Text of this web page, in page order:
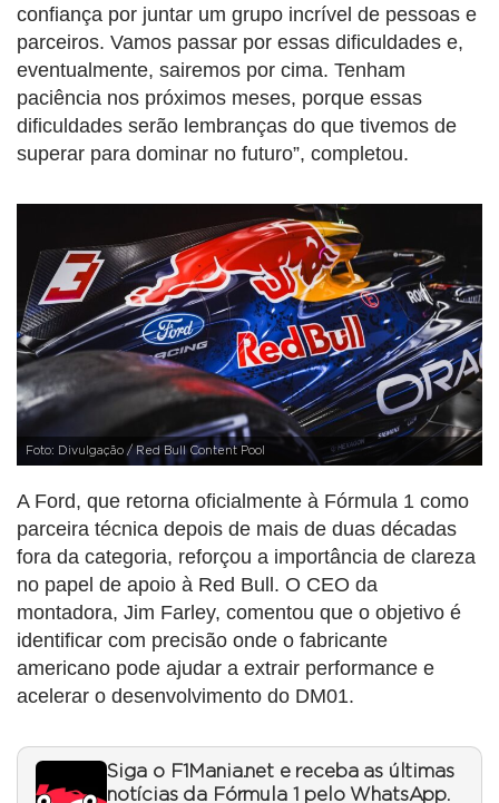
confiança por juntar um grupo incrível de pessoas e
parceiros. Vamos passar por essas dificuldades e,
eventualmente, sairemos por cima. Tenham
paciência nos próximos meses, porque essas
dificuldades serão lembranças do que tivemos de
superar para dominar no futuro”, completou.
Foto: Divulgação / Red Bull Content Pool
A Ford, que retorna oficialmente à Fórmula 1 como
parceira técnica depois de mais de duas décadas
fora da categoria, reforçou a importância de clareza
no papel de apoio à Red Bull. O CEO da
montadora, Jim Farley, comentou que o objetivo é
identificar com precisão onde o fabricante
americano pode ajudar a extrair performance e
acelerar o desenvolvimento do DM01.
Siga o F1Mania.net e receba as últimas
notícias da Fórmula 1 pelo WhatsApp.